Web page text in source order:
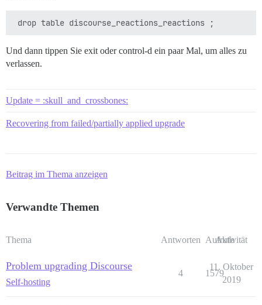
Und dann tippen Sie exit oder control-d ein paar Mal, um alles zu
verlassen.
Update = :skull_and_crossbones:
Recovering from failed/partially applied upgrade
Beitrag im Thema anzeigen
Verwandte Themen
Thema Antworten Aufrufe
Aktivität
Problem upgrading Discourse
Self-hosting
4 1579
11. Oktober
2019